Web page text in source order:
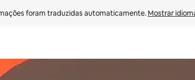
foram traduzidas automaticamente. Mostrar